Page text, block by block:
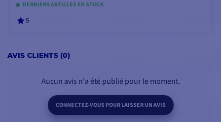
DERNIERS ARTICLES EN STOCK
5
AVIS CLIENTS (0)
Aucun avis n'a été publié pour le moment.
CONNECTEZ-VOUS POUR LAISSER UN AVIS